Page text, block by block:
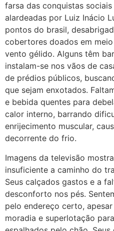
farsa das conquistas
alardeadas por Luiz Inácio
pontos do brasil,
cobertores doados em
vento gélido. Alguns têm
instalam-se nos vãos de
de prédios públicos,
que sejam enxotados.
e bebida quentes para
calor interno, barrando
enrijecimento muscular,
decorrente do frio.
Imagens da televisão
insuficiente a caminho do
Seus calçados gastos e a
desconforto nos pés.
pelo endereço certo,
moradia e superlotação